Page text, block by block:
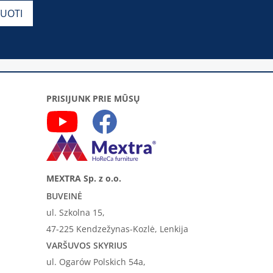
PRISIJUNK PRIE MŪSŲ
MEXTRA Sp. z o.o.
BUVEINĖ
ul. Szkolna 15,
47-225 Kendzežynas-Kozlė, Lenkija
VARŠUVOS SKYRIUS
ul. Ogarów Polskich 54a,